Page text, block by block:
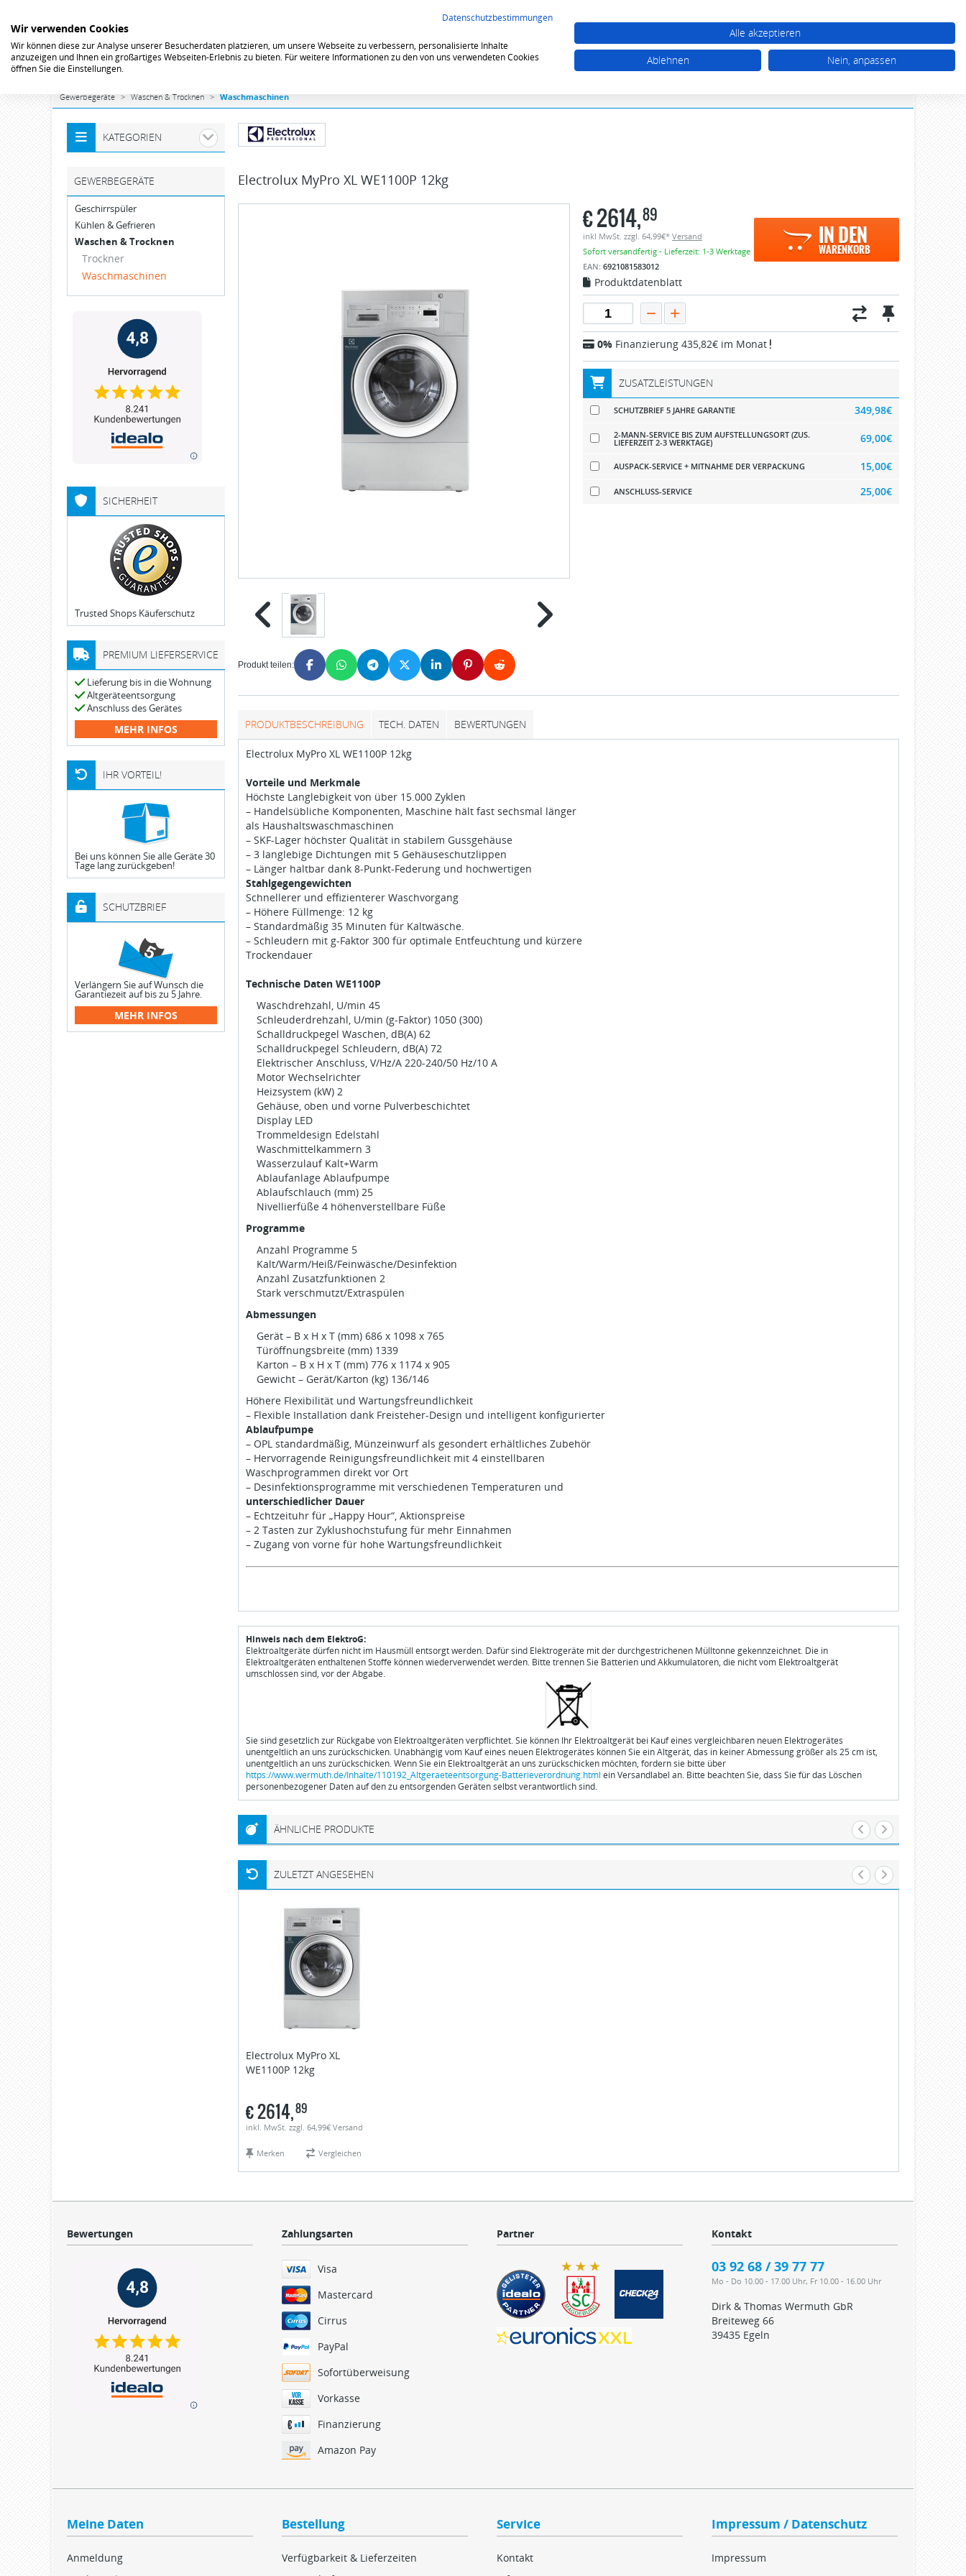
VERGLEICHEN (0)
03 92 68 / 39 77 77
Mo - Do 10.00 - 17.00 Uhr, Fr 10.00 - 16.00 Uhr
Gewerbegeräte Waschen & Trocknen Waschmaschinen
KATEGORIEN
Electrolux MyPro XL WE1100P 12kg
Produkt teilen:
IN DEN
WARENKORB
€2614,89
inkl MwSt. zzgl. 64,99€* Versand
Sofort versandfertig - Lieferzeit: 1-3 Werktage
EAN: 6921081583012
Produktdatenblatt
0% Finanzierung 435,82€ im Monat
ZUSATZLEISTUNGEN
SCHUTZBRIEF 5 JAHRE GARANTIE 349,98€
2-MANN-SERVICE BIS ZUM AUFSTELLUNGSORT (ZUS.
LIEFERZEIT 2-3 WERKTAGE) 69,00€
AUSPACK-SERVICE + MITNAHME DER VERPACKUNG 15,00€
ANSCHLUSS-SERVICE 25,00€
PRODUKTBESCHREIBUNG TECH. DATEN BEWERTUNGEN
Electrolux MyPro XL WE1100P 12kg
Vorteile und Merkmale
Höchste Langlebigkeit von über 15.000 Zyklen
– Handelsübliche Komponenten, Maschine hält fast sechsmal länger
als Haushaltswaschmaschinen
– SKF-Lager höchster Qualität in stabilem Gussgehäuse
– 3 langlebige Dichtungen mit 5 Gehäuseschutzlippen
– Länger haltbar dank 8-Punkt-Federung und hochwertigen
Stahlgegengewichten
Schnellerer und effizienterer Waschvorgang
– Höhere Füllmenge: 12 kg
– Standardmäßig 35 Minuten für Kaltwäsche.
– Schleudern mit g-Faktor 300 für optimale Entfeuchtung und kürzere
Trockendauer
Technische Daten WE1100P
Waschdrehzahl, U/min 45
Schleuderdrehzahl, U/min (g-Faktor) 1050 (300)
Schalldruckpegel Waschen, dB(A) 62
Schalldruckpegel Schleudern, dB(A) 72
Elektrischer Anschluss, V/Hz/A 220-240/50 Hz/10 A
Motor Wechselrichter
Heizsystem (kW) 2
Gehäuse, oben und vorne Pulverbeschichtet
Display LED
Trommeldesign Edelstahl
Waschmittelkammern 3
Wasserzulauf Kalt+Warm
Ablaufanlage Ablaufpumpe
Ablaufschlauch (mm) 25
Nivellierfüße 4 höhenverstellbare Füße
Programme
Anzahl Programme 5
Kalt/Warm/Heiß/Feinwäsche/Desinfektion
Anzahl Zusatzfunktionen 2
Stark verschmutzt/Extraspülen
Abmessungen
Gerät – B x H x T (mm) 686 x 1098 x 765
Türöffnungsbreite (mm) 1339
Karton – B x H x T (mm) 776 x 1174 x 905
Gewicht – Gerät/Karton (kg) 136/146
Höhere Flexibilität und Wartungsfreundlichkeit
– Flexible Installation dank Freisteher-Design und intelligent konfigurierter
Ablaufpumpe
– OPL standardmäßig, Münzeinwurf als gesondert erhältliches Zubehör
– Hervorragende Reinigungsfreundlichkeit mit 4 einstellbaren
Waschprogrammen direkt vor Ort
– Desinfektionsprogramme mit verschiedenen Temperaturen und
unterschiedlicher Dauer
– Echtzeituhr für „Happy Hour“, Aktionspreise
– 2 Tasten zur Zyklushochstufung für mehr Einnahmen
– Zugang von vorne für hohe Wartungsfreundlichkeit
Hinweis nach dem ElektroG:
Elektroaltgeräte dürfen nicht im Hausmüll entsorgt werden. Dafür sind Elektrogeräte mit der durchgestrichenen Mülltonne gekennzeichnet. Die in
Elektroaltgeräten enthaltenen Stoffe können wiederverwendet werden. Bitte trennen Sie Batterien und Akkumulatoren, die nicht vom Elektroaltgerät
umschlossen sind, vor der Abgabe.
Sie sind gesetzlich zur Rückgabe von Elektroaltgeräten verpflichtet. Sie können Ihr Elektroaltgerät bei Kauf eines vergleichbaren neuen Elektrogerätes
unentgeltlich an uns zurückschicken. Unabhängig vom Kauf eines neuen Elektrogerätes können Sie ein Altgerät, das in keiner Abmessung größer als 25 cm ist,
unentgeltlich an uns zurückschicken. Wenn Sie ein Elektroaltgerät an uns zurückschicken möchten, fordern sie bitte über
https://www.wermuth.de/Inhalte/110192_Altgeraeteentsorgung-Batterieverordnung.html ein Versandlabel an. Bitte beachten Sie, dass Sie für das Löschen
personenbezogener Daten auf den zu entsorgenden Geräten selbst verantwortlich sind.
ÄHNLICHE PRODUKTE
ZULETZT ANGESEHEN
Electrolux MyPro XL
WE1100P 12kg
€2614,89
inkl. MwSt. zzgl. 64,99€ Versand
Merken Vergleichen
GEWERBEGERÄTE
Geschirrspüler
Kühlen & Gefrieren
Waschen & Trocknen
Trockner
Waschmaschinen
SICHERHEIT
Trusted Shops Käuferschutz
PREMIUM LIEFERSERVICE
Lieferung bis in die Wohnung
Altgeräteentsorgung
Anschluss des Gerätes
MEHR INFOS
IHR VORTEIL!
Bei uns können Sie alle Geräte 30
Tage lang zurückgeben!
SCHUTZBRIEF
Verlängern Sie auf Wunsch die
Garantiezeit auf bis zu 5 Jahre.
MEHR INFOS
Bewertungen Zahlungsarten
Visa
Mastercard
Cirrus
PayPal
Sofortüberweisung
Vorkasse
Finanzierung
Amazon Pay
Partner Kontakt
03 92 68 / 39 77 77
Mo - Do 10.00 - 17.00 Uhr, Fr 10.00 - 16.00 Uhr
Dirk & Thomas Wermuth GbR
Breiteweg 66
39435 Egeln
Meine Daten
Anmeldung
Bestellung
Verfügbarkeit & Lieferzeiten
Service
Kontakt
Impressum / Datenschutz
Impressum
Datenschutzbestimmungen
Wir verwenden Cookies
Wir können diese zur Analyse unserer Besucherdaten platzieren, um unsere Webseite zu verbessern, personalisierte Inhalte
anzuzeigen und Ihnen ein großartiges Webseiten-Erlebnis zu bieten. Für weitere Informationen zu den von uns verwendeten Cookies
öffnen Sie die Einstellungen.
Alle akzeptieren
Ablehnen
Nein, anpassen